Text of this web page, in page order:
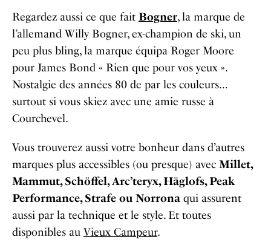
Regardez aussi ce que fait Bogner, la marque de
l’allemand Willy Bogner, ex-champion de ski, un
peu plus bling, la marque équipa Roger Moore
pour James Bond « Rien que pour vos yeux ».
Nostalgie des années 80 de par les couleurs…
surtout si vous skiez avec une amie russe à
Courchevel.
Vous trouverez aussi votre bonheur dans d’autres
marques plus accessibles (ou presque) avec Millet,
Mammut, Schöffel, Arc’teryx, Häglofs, Peak
Performance, Strafe ou Norrona qui assurent
aussi par la technique et le style. Et toutes
disponibles au Vieux Campeur.